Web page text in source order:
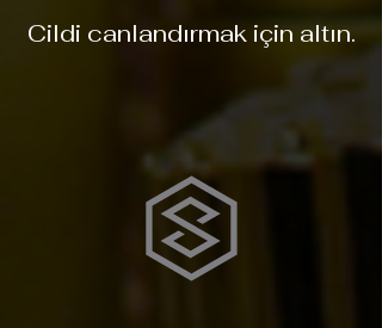
Cildi canlandırmak için altın.